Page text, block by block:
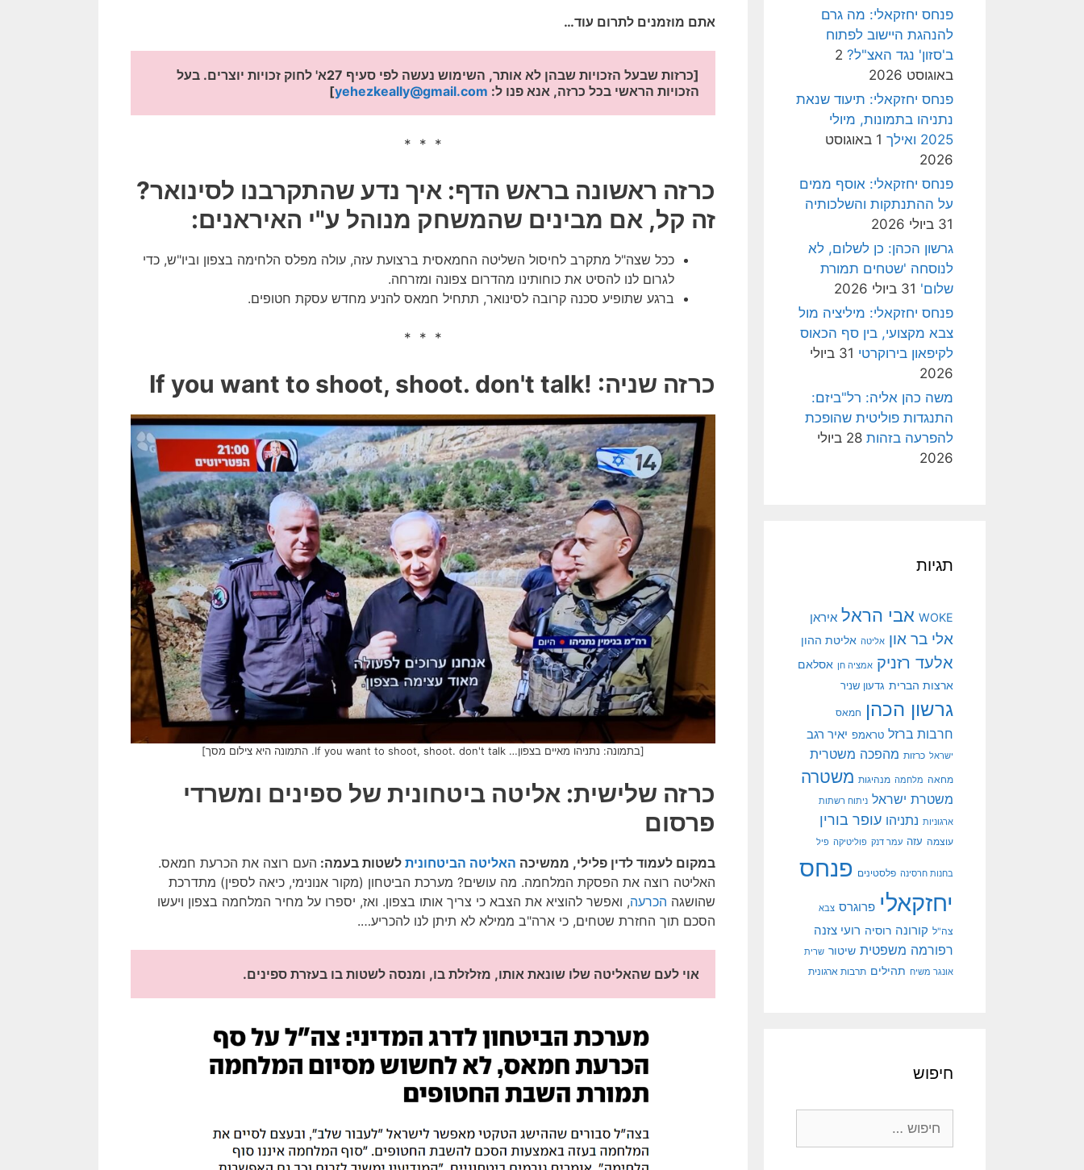
אתם מוזמנים לתרום עוד…
הזכויות הראשי בכל כרזה, אנא פנו ל: yehezkeally@gmail.com
]
* * *
כרזה ראשונה בראש הדף: איך נדע שהתקרבנו לסינואר?
זה קל, אם מבינים שהמשחק מנוהל ע"י האיראנים:
ככל שצה"ל מתקרב לחיסול השליטה החמאסית ברצועת עזה, עולה מפלס הלחימה בצפון וביו"ש, כדי
לגרום לנו להסיט את כוחותינו מהדרום צפונה ומזרחה.
ברגע שתופיע סכנה קרובה לסינואר, תתחיל חמאס להניע מחדש עסקת חטופים.
* * *
כרזה שניה: !If you want to shoot, shoot. don't talk
[בתמונה: נתניהו מאיים בצפון… If you want to shoot, shoot. don't talk. התמונה היא צילום מסך]
כרזה שלישית: אליטה ביטחונית של ספינים ומשרדי
פרסום
במקום לעמוד לדין פלילי, ממשיכה האליטה הביטחונית לשטות בעמה: העם רוצה את הכרעת חמאס.
האליטה רוצה את הפסקת המלחמה. מה עושים? מערכת הביטחון (מקור אנונימי, כיאה לספין) מתדרכת
שהושגה הכרעה, ואפשר להוציא את הצבא כי צריך אותו בצפון. ואז, יספרו על מחיר המלחמה בצפון ויעשו
הסכם תוך החזרת שטחים, כי ארה"ב ממילא לא תיתן לנו להכריע….
אוי לעם שהאליטה שלו שונאת אותו, מזלזלת בו, ומנסה לשטות בו בעזרת ספינים.
פנחס יחזקאלי: מה גרם
להנהגת היישוב לפתוח
ב'סזון' נגד האצ"ל? 2
באוגוסט 2026
פנחס יחזקאלי: תיעוד שנאת
נתניהו בתמונות, מיולי
2025 ואילך
1 באוגוסט
2026
פנחס יחזקאלי: אוסף ממים
על ההתנתקות והשלכותיה
31 ביולי 2026
גרשון הכהן: כן לשלום, לא
לנוסחה 'שטחים תמורת
שלום' 31 ביולי 2026
פנחס יחזקאלי: מיליציה מול
צבא מקצועי, בין סף הכאוס
לקיפאון בירוקרטי
31 ביולי
2026
משה כהן אליה: רל"ביזם:
התנגדות פוליטית שהופכת
להפרעה בזהות
28 ביולי
2026
תגיות
WOKE אבי הראל איראן
אלי בר און אליטה אליטת ההון
אלעד רזניק אמציה חן אסלאם
ארצות הברית גדעון שניר
גרשון הכהן חמאס
חרבות ברזל טראמפ יאיר רגב
ישראל כרזות מהפכה משטרית
מחאה מלחמה מנהיגות משטרה
משטרת ישראל ניתוח רשתות
ארגוניות נתניהו עופר בורין
עוצמה עזה עמר דנק פוליטיקה פיל
בחנות חרסינה פלסטינים פנחס
יחזקאלי פרוגרס צבא
צה"ל קורונה רוסיה רועי צזנה
רפורמה משפטית שיטור שרית
אונגר משיח תהילים תרבות ארגונית
חיפוש